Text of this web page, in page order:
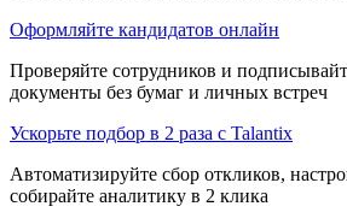
Оформляйте кандидатов онлайн
Проверяйте сотрудников и
документы без бумаг и личных встреч
Ускорьте подбор в 2 раза с Talantix
Автоматизируйте сбор откликов,
собирайте аналитику в 2 клика